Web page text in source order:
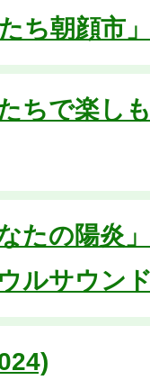
ち朝顔市
ちで楽し
たの陽炎
ルサウン